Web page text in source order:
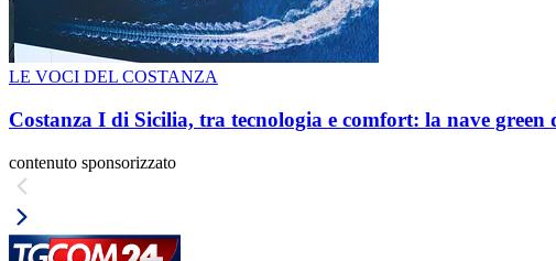
LE VOCI DEL COSTANZA
Costanza I di Sicilia, tra tecnologia e comfort: la nave green
contenuto sponsorizzato